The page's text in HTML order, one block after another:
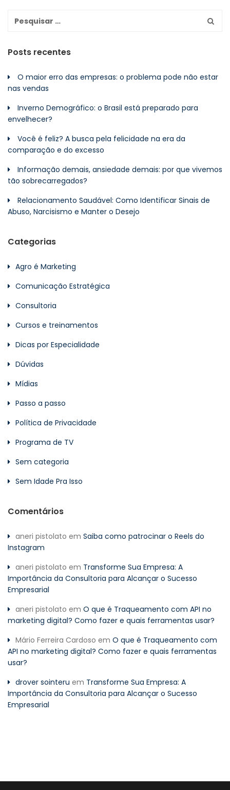
Posts recentes
O maior erro das empresas: o problema pode não estar
nas vendas
Inverno Demográfico: o Brasil está preparado para
envelhecer?
Você é feliz? A busca pela felicidade na era da
comparação e do excesso
Informação demais, ansiedade demais: por que vivemos
tão sobrecarregados?
Relacionamento Saudável: Como Identificar Sinais de
Abuso, Narcisismo e Manter o Desejo
Categorias
Agro é Marketing
Comunicação Estratégica
Consultoria
Cursos e treinamentos
Dicas por Especialidade
Dúvidas
Mídias
Passo a passo
Política de Privacidade
Programa de TV
Sem categoria
Sem Idade Pra Isso
Comentários
aneri pistolato em Saiba como patrocinar o Reels do
Instagram
aneri pistolato em Transforme Sua Empresa: A
Importância da Consultoria para Alcançar o Sucesso
Empresarial
aneri pistolato em O que é Traqueamento com API no
marketing digital? Como fazer e quais ferramentas usar?
Mário Ferreira Cardoso em O que é Traqueamento com
API no marketing digital? Como fazer e quais ferramentas
usar?
drover sointeru em Transforme Sua Empresa: A
Importância da Consultoria para Alcançar o Sucesso
Empresarial